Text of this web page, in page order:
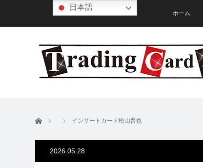
ホーム
ホーム インサートカード松山晋也
2026.05.28
日本語